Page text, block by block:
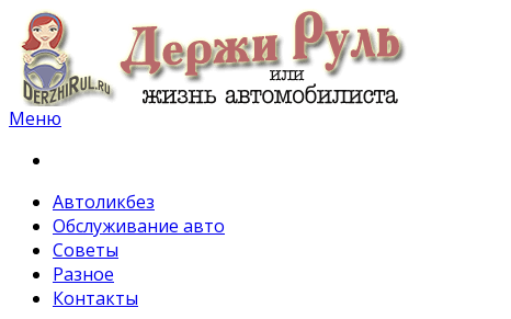
Меню
Автоликбез
Обслуживание авто
Советы
Разное
Контакты